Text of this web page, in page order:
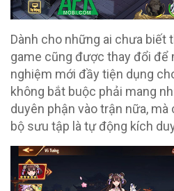
Dành cho những ai chưa biết
game cũng được thay đổi để
nghiệm mới đầy tiện dụng
không bắt buộc phải mang
duyên phận vào trận nữa,
bộ sưu tập là tự động kích